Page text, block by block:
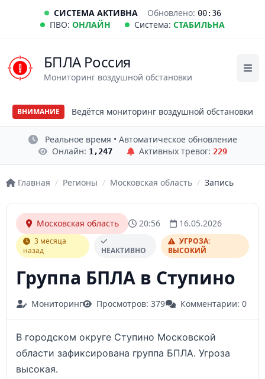
СИСТЕМА АКТИВНА Обновлено: 00:36
ПВО: ОНЛАЙН Система: СТАБИЛЬНА
БПЛА Россия
Мониторинг воздушной обстановки
ВНИМАНИЕ Ведётся мониторинг воздушной обстановки
Реальное время • Автоматическое обновление
Онлайн: 1,247 Активных тревог: 229
Главная / Регионы / Московская область / Запись
Московская область 20:56 16.05.2026
3 месяца
назад
НЕАКТИВНО
УГРОЗА:
ВЫСОКИЙ
Группа БПЛА в Ступино
Мониторинг Просмотров: 379 Комментарии: 0
В городском округе Ступино Московской
области зафиксирована группа БПЛА. Угроза
высокая.